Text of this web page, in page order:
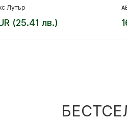
Лутър
(25.41 лв.)